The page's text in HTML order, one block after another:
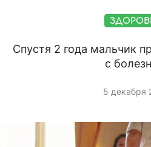
Спустя 2 года мальчик
с
5 декабря